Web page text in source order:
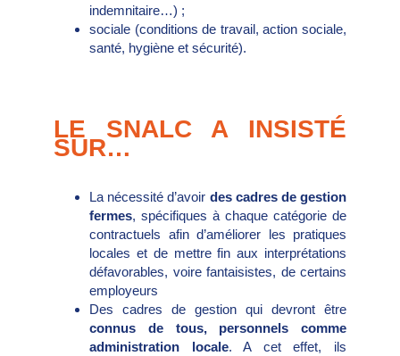
indemnitaire…) ;
sociale (conditions de travail, action sociale,
santé, hygiène et sécurité).
LE SNALC A INSISTÉ
SUR…
La nécessité d’avoir des cadres de gestion
fermes, spécifiques à chaque catégorie de
contractuels afin d’améliorer les pratiques
locales et de mettre fin aux interprétations
défavorables, voire fantaisistes, de certains
employeurs
Des cadres de gestion qui devront être
connus de tous, personnels comme
administration locale. A cet effet, ils